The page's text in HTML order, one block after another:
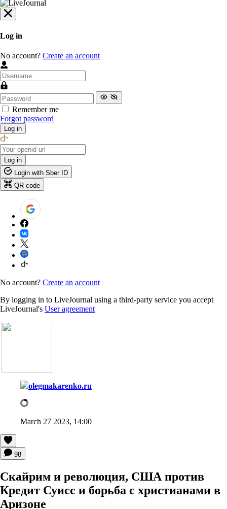
Log in
No account? Create an account
Remember me
Forgot password
Log in
Log in
Login with Sber ID
QR code
No account? Create an account
By logging in to LiveJournal using a third-party service you accept
LiveJournal's User agreement
olegmakarenko.ru
March 27 2023, 14:00
98
Скайрим и революция, США против
Кредит Суисс и борьба с христианами в
Аризоне